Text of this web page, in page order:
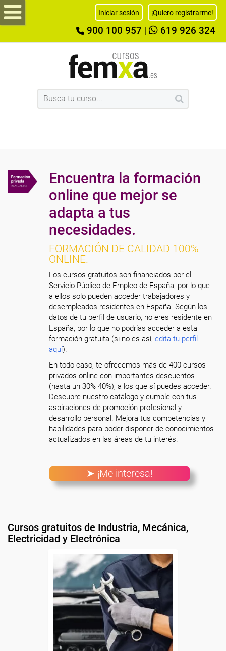
Iniciar sesión ¡Quiero registrarme!
900 100 957 619 926 324
Encuentra la formación
online que mejor se
adapta a tus
necesidades.
FORMACIÓN DE CALIDAD 100%
ONLINE.
Los cursos gratuitos son financiados por el
Servicio Público de Empleo de España, por lo que
a ellos solo pueden acceder trabajadores y
desempleados residentes en España. Según los
datos de tu perfil de usuario, no eres residente en
España, por lo que no podrías acceder a esta
formación gratuita (si no es así,edita tu perfil
aquí).
En todo caso, te ofrecemos más de 400 cursos
privados online con importantes descuentos
(hasta un 30% 40%), a los que sí puedes acceder.
Descubre nuestro catálogo y cumple con tus
aspiraciones de promoción profesional y
desarrollo personal. Mejora tus competencias y
habilidades para poder disponer de conocimientos
actualizados en las áreas de tu interés.
➤ ¡Me interesa!
Cursos gratuitos de Industria, Mecánica,
Electricidad y Electrónica